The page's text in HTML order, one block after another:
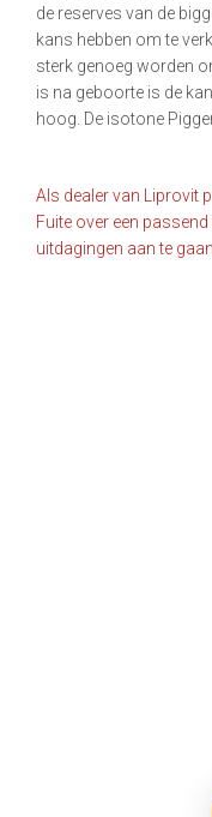
de reserves van de
kans hebben om te
sterk genoeg worden
is na geboorte is de
hoog. De isotone
Als dealer van Liprovit
Fuite over een
uitdagingen aan te gaan.